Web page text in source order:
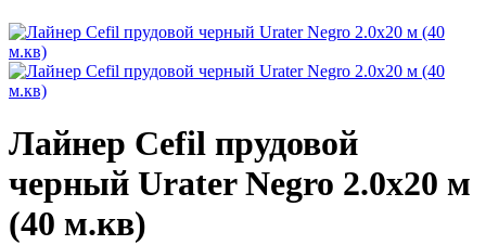
Лайнер Cefil прудовой
черный Urater Negro 2.0x20 м
(40 м.кв)